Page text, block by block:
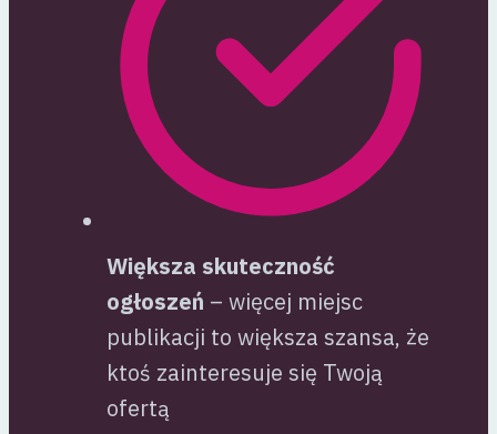
Większa skuteczność
ogłoszeń – więcej miejsc
publikacji to większa szansa, że
ktoś zainteresuje się Twoją
ofertą